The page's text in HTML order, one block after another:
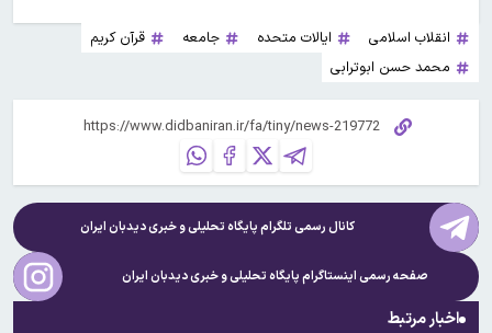
انقلاب اسلامی ایالات متحده جامعه
قرآن کریم
محمد حسن ابوترابی
کانال رسمی تلگرام پایگاه تحلیلی و خبریدیدبان ایران
صفحه رسمی اینستاگرام پایگاه تحلیلی و خبریدیدبان ایران
اخبار مرتبط